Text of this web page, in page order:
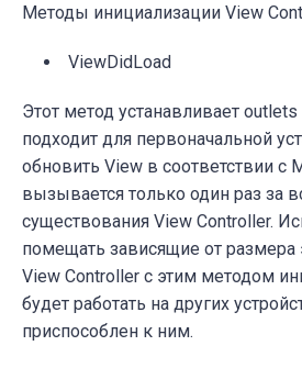
Методы инициализации View
ViewDidLoad
Этот метод устанавливает outlets
подходит для первоначальной
обновить View в соответствии с
вызывается только один раз за
существования View Controller.
помещать зависящие от
View Controller с этим методом
будет работать на других
приспособлен к ним.